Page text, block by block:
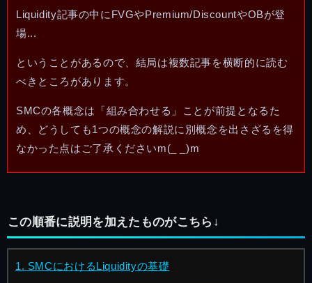
Liquidity記事の中にFVGやPremium/DiscountやOBが登
場...
ということがあるので、結局は複数記事を横断的に読む
べきところがあります。
SMCの各概念は「組み合わせる」ことが前提となるた
め、どうしても1つの概念の解説に別概念を出さざるを得
なかった点はご了承くださいm(_ _)m
この順番に説明を加えたものがこちら↓
1. SMCにおけるLiquidityの基礎